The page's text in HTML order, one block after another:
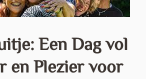
Een Dag vol
en Plezier voor